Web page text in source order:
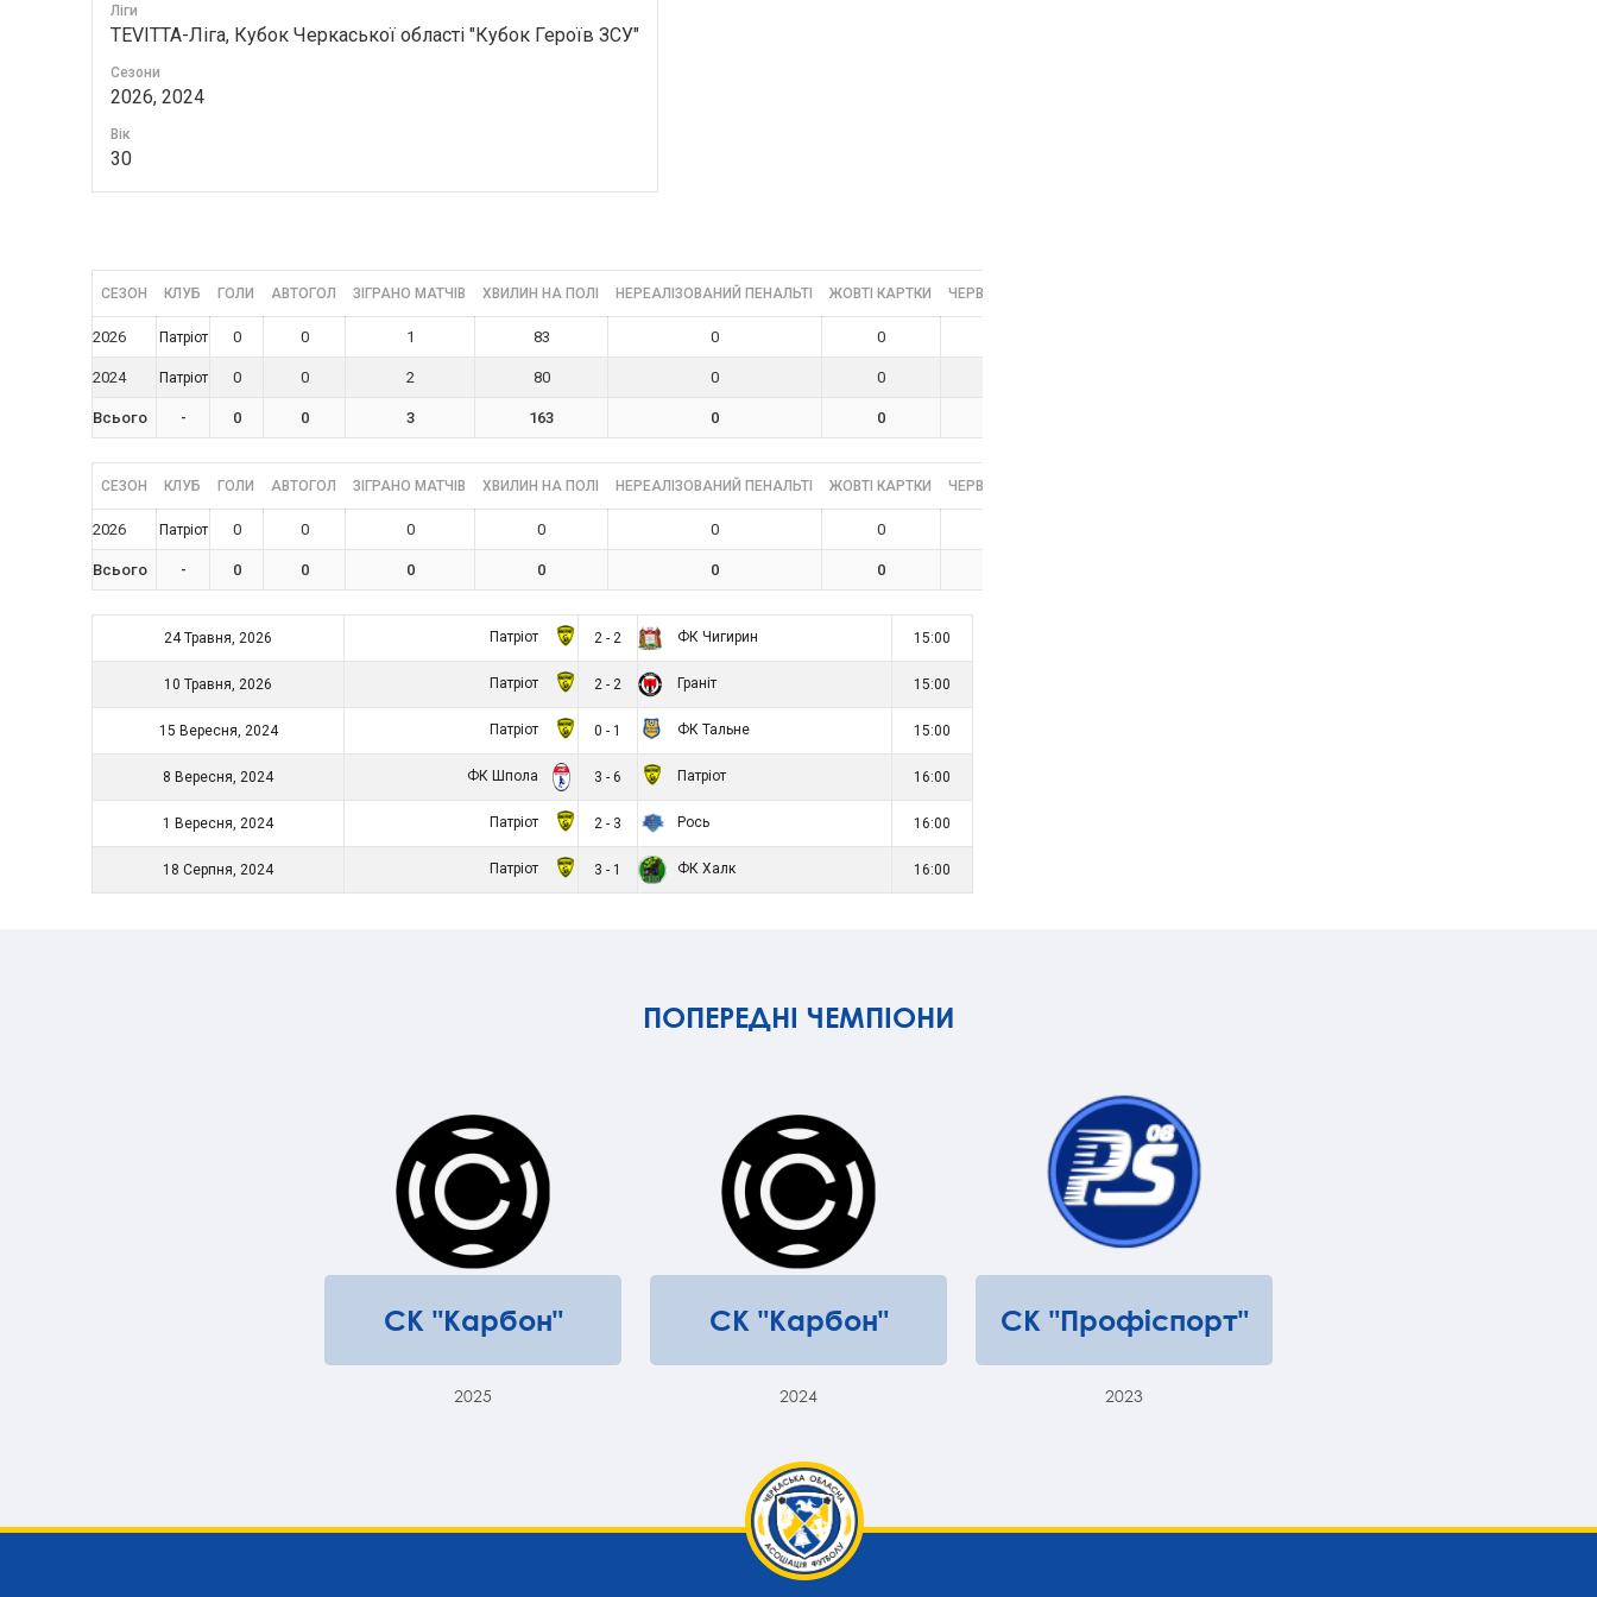
Ліги
TEVITTA-Ліга, Кубок Черкаської області "Кубок Героїв ЗСУ"
Сезони
2026, 2024
Вік
30
СЕЗОН КЛУБ ГОЛИ АВТОГОЛ ЗІГРАНО МАТЧІВ ХВИЛИН НА ПОЛІ НЕРЕАЛІЗОВАНИЙ ПЕНАЛЬТІ ЖОВТІ КАРТКИ ЧЕРВОНІ КАРТКИ
2026 Патріот 0 0 1 83 0 0
2024 Патріот 0 0 2 80 0 0
Всього - 0 0 3 163 0 0
СЕЗОН КЛУБ ГОЛИ АВТОГОЛ ЗІГРАНО МАТЧІВ ХВИЛИН НА ПОЛІ НЕРЕАЛІЗОВАНИЙ ПЕНАЛЬТІ ЖОВТІ КАРТКИ ЧЕРВОНІ КАРТКИ
2026 Патріот 0 0 0 0 0 0
Всього - 0 0 0 0 0 0
24 Травня, 2026 Патріот 2 - 2 ФК Чигирин 15:00
10 Травня, 2026 Патріот 2 - 2 Граніт 15:00
15 Вересня, 2024 Патріот 0 - 1 ФК Тальне 15:00
8 Вересня, 2024 ФК Шпола 3 - 6 Патріот 16:00
1 Вересня, 2024 Патріот 2 - 3 Рось 16:00
18 Серпня, 2024 Патріот 3 - 1 ФК Халк 16:00
ПОПЕРЕДНІ ЧЕМПІОНИ
СК "Карбон"
2025
СК "Карбон"
2024
СК "Профіспорт"
2023